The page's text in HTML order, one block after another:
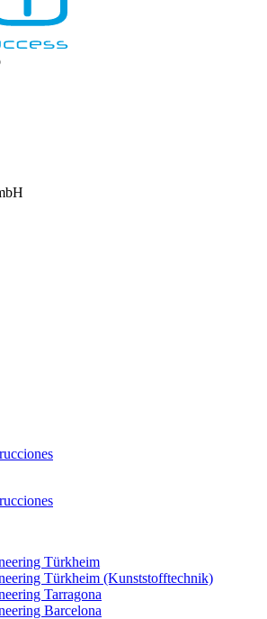
Türkheim
Türkheim (Kunststofftechnik)
Tarragona
Barcelona